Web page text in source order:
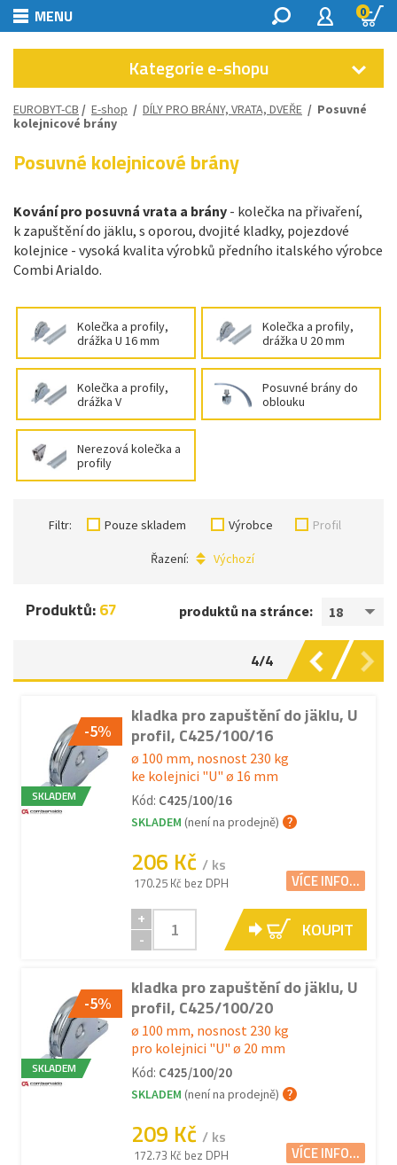
MENU 0
Kategorie e-shopu
EUROBYT-CB / E-shop / DÍLY PRO BRÁNY, VRATA, DVEŘE / Posuvné
kolejnicové brány
Posuvné kolejnicové brány
Kování pro posuvná vrata a brány - kolečka na přivaření,
k zapuštění do jäklu, s oporou, dvojité kladky, pojezdové
kolejnice - vysoká kvalita výrobků předního italského výrobce
Combi Arialdo.
Kolečka a profily,
drážka U 16 mm
Kolečka a profily,
drážka U 20 mm
Kolečka a profily,
drážka V
Posuvné brány do
oblouku
Nerezová kolečka a
profily
Filtr: Pouze skladem Výrobce Profil
Řazení: Výchozí
produktů na stránce: 18
Produktů:67
4/4
-5%
SKLADEM
kladka pro zapuštění do jäklu, U
profil, C425/100/16
ø 100 mm, nosnost 230 kg
ke kolejnici "U" ø 16 mm
Kód: C425/100/16
SKLADEM (není na prodejně)
206 Kč / ks
170.25 Kč bez DPH VÍCE INFO...
+
-
KOUPIT
-5%
SKLADEM
kladka pro zapuštění do jäklu, U
profil, C425/100/20
ø 100 mm, nosnost 230 kg
pro kolejnici "U" ø 20 mm
Kód: C425/100/20
SKLADEM (není na prodejně)
209 Kč / ks
172.73 Kč bez DPH VÍCE INFO...